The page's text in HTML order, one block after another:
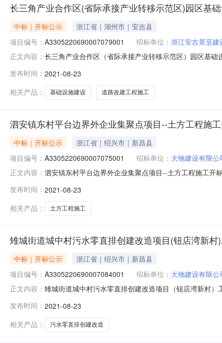
长三角产业合作区(省际承接产业转移示范区)园区基
中标｜开标公示
浙江省｜湖州市｜安吉县
项目编号： A3305220690007079001 招标单位： 浙江安吉景至建
正文内容： 长三角产业合作区（省际承接产业转移示范区）园区基
额:null;投标人名称:浙江长兴大合建设有限公司工期:null
发布时间： 2021-08-23
相关产品：
基础设施建设 道路改建工程施工
泗安镇东村平台边界外企业集聚点项目--土方工程施
中标｜开标公示
浙江省｜绍兴市｜新昌县
项目编号： A3305220690007075001 招标单位： 大驰建设有限公
正文内容： 泗安镇东村平台边界外企业集聚点项目--土方工程施工
长兴尧诚建设有限公司工期:60保证金金额:null;投标人名
发布时间： 2021-08-23
相关产品：
土方工程施工
雉城街道城中村污水零直排创建改造项目(钮店湾新
中标｜开标公示
浙江省｜绍兴市｜新昌县
项目编号： A3305220690007084001 招标单位： 大驰建设有限公
正文内容： 雉城街道城中村污水零直排创建改造项目（钮店湾新村
投标人名称:湖州万华管道工程有限公司工期:100保证金
发布时间： 2021-08-23
相关产品：
污水零直排创建改造